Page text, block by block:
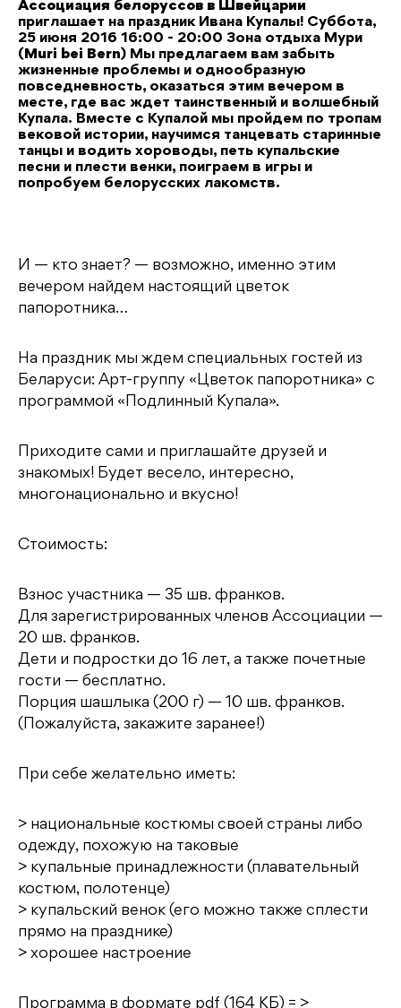
Ассоциация белоруссов в Швейцарии
приглашает на праздник Ивана Купалы! Суббота,
25 июня 2016 16:00 - 20:00 Зона отдыха Мури
(Muri bei Bern) Мы предлагаем вам забыть
жизненные проблемы и однообразную
повседневность, оказаться этим вечером в
месте, где вас ждет таинственный и волшебный
Купала. Вместе с Купалой мы пройдем по тропам
вековой истории, научимся танцевать старинные
танцы и водить хороводы, петь купальские
песни и плести венки, поиграем в игры и
попробуем белорусских лакомств.
И — кто знает? — возможно, именно этим
вечером найдем настоящий цветок
папоротника…
На праздник мы ждем специальных гостей из
Беларуси: Арт-группу «Цветок папоротника» с
программой «Подлинный Купала».
Приходите сами и приглашайте друзей и
знакомых! Будет весело, интересно,
многонационально и вкусно!
Стоимость:
Взнос участника — 35 шв. франков.
Для зарегистрированных членов Ассоциации —
20 шв. франков.
Дети и подростки до 16 лет, а также почетные
гости — бесплатно.
Порция шашлыка (200 г) — 10 шв. франков.
(Пожалуйста, закажите заранее!)
При себе желательно иметь:
> национальные костюмы своей страны либо
одежду, похожую на таковые
> купальные принадлежности (плавательный
костюм, полотенце)
> купальский венок (его можно также сплести
прямо на празднике)
> хорошее настроение
Программа в формате pdf (164 КБ) = >